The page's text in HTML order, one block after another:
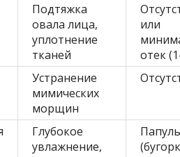
Подтяжка
овала лица,
уплотнение
тканей
или
отек
Устранение
мимических
морщин
Глубокое
увлажнение,